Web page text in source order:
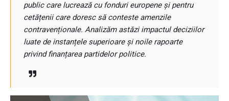
public care lucrează cu fonduri europene și pentru
cetățenii care doresc să conteste amenzile
contravenționale. Analizăm astăzi impactul deciziilor
luate de instanțele superioare și noile rapoarte
privind finanțarea partidelor politice.